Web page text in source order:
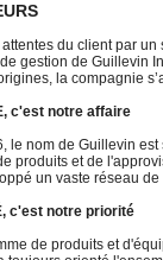
du client par
gestion de Guillevin
la compagnie
c'est notre affaire
le nom de Guillevin
produits et de
un vaste réseau
c'est notre priorité
de produits et